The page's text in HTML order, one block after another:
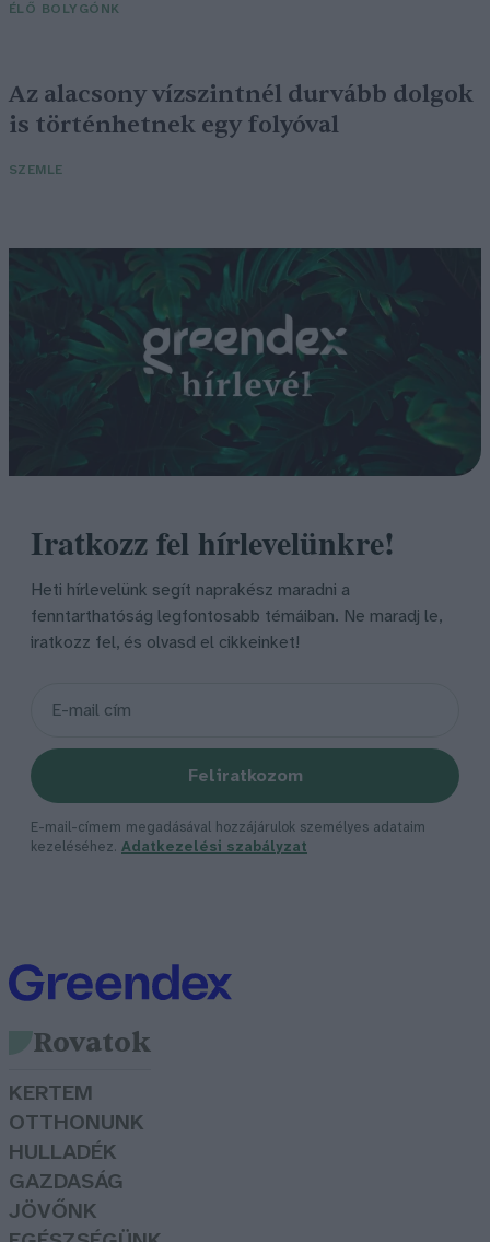
ÉLŐ BOLYGÓNK
Az alacsony vízszintnél durvább dolgok
is történhetnek egy folyóval
SZEMLE
Iratkozz fel hírlevelünkre!
Heti hírlevelünk segít naprakész maradni a
fenntarthatóság legfontosabb témáiban. Ne maradj le,
iratkozz fel, és olvasd el cikkeinket!
Feliratkozom
E-mail-címem megadásával hozzájárulok személyes adataim
kezeléséhez. Adatkezelési szabályzat
Rovatok
KERTEM
OTTHONUNK
HULLADÉK
GAZDASÁG
JÖVŐNK